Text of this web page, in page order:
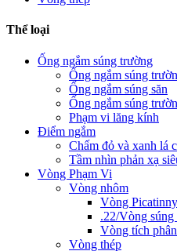
Thể loại
Ống ngắm súng trường
Ống ngắm súng
Ống ngắm súng săn
Ống ngắm súng
Phạm vi lăng kính
Điểm ngắm
Chấm đỏ và xanh lá
Tầm nhìn phản xạ
Vòng Phạm Vi
Vòng nhôm
Vòng
.22/Vòng súng
Vòng tích phân
Vòng thép